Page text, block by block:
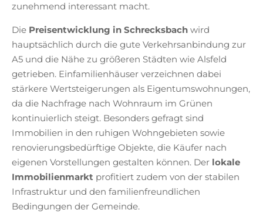
zunehmend interessant macht.
Die Preisentwicklung in Schrecksbach wird
hauptsächlich durch die gute Verkehrsanbindung zur
A5 und die Nähe zu größeren Städten wie Alsfeld
getrieben. Einfamilienhäuser verzeichnen dabei
stärkere Wertsteigerungen als Eigentumswohnungen,
da die Nachfrage nach Wohnraum im Grünen
kontinuierlich steigt. Besonders gefragt sind
Immobilien in den ruhigen Wohngebieten sowie
renovierungsbedürftige Objekte, die Käufer nach
eigenen Vorstellungen gestalten können. Der lokale
Immobilienmarkt profitiert zudem von der stabilen
Infrastruktur und den familienfreundlichen
Bedingungen der Gemeinde.